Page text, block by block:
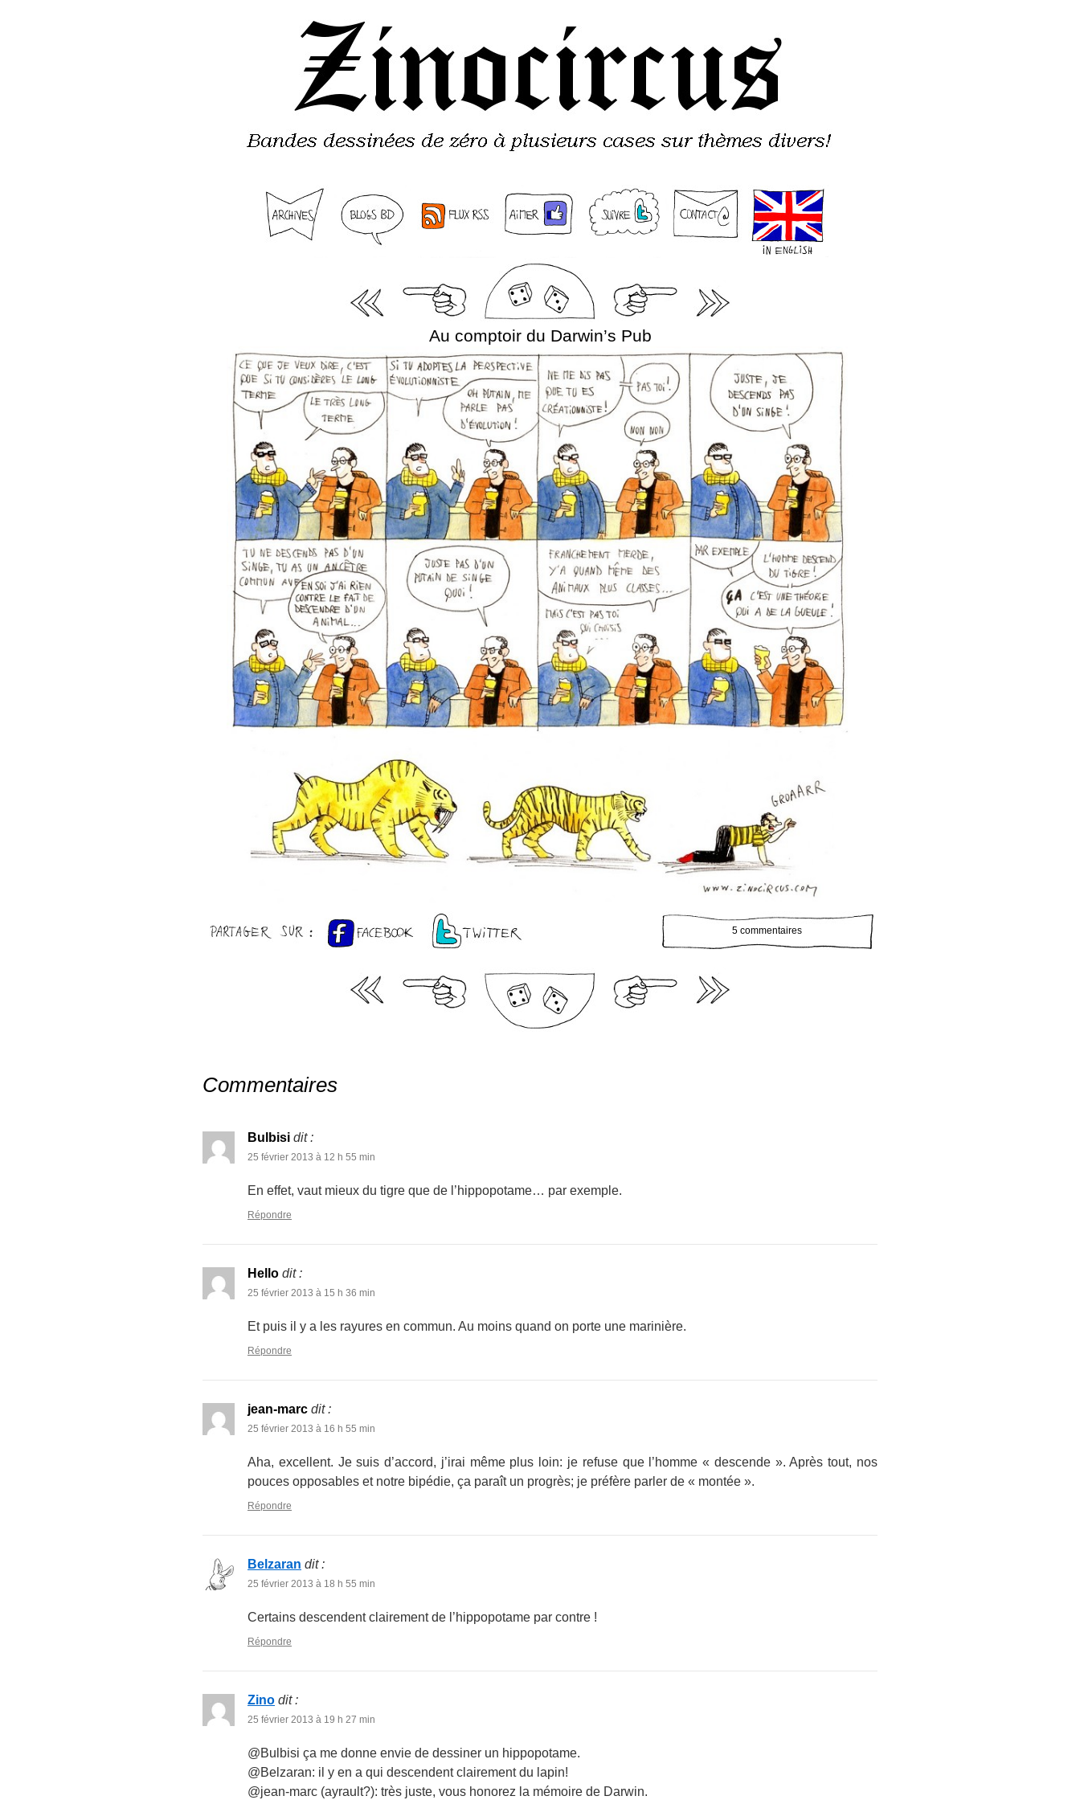
Au comptoir du Darwin’s Pub
5 commentaires
Commentaires
Bulbisi dit :
25 février 2013 à 12 h 55 min
En effet, vaut mieux du tigre que de l’hippopotame… par exemple.
Répondre
Hello dit :
25 février 2013 à 15 h 36 min
Et puis il y a les rayures en commun. Au moins quand on porte une marinière.
Répondre
jean-marc dit :
25 février 2013 à 16 h 55 min
Aha, excellent. Je suis d’accord, j’irai même plus loin: je refuse que l’homme « descende ». Après tout, nos
pouces opposables et notre bipédie, ça paraît un progrès; je préfère parler de « montée ».
Répondre
Belzaran dit :
25 février 2013 à 18 h 55 min
Certains descendent clairement de l’hippopotame par contre !
Répondre
Zino dit :
25 février 2013 à 19 h 27 min
@Bulbisi ça me donne envie de dessiner un hippopotame.
@Belzaran: il y en a qui descendent clairement du lapin!
@jean-marc (ayrault?): très juste, vous honorez la mémoire de Darwin.